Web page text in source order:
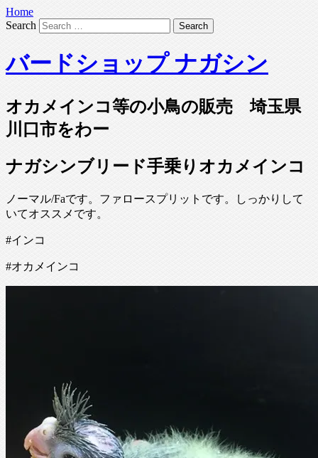
Home
Search
バードショップ ナガシン
オカメインコ等の小鳥の販売 埼玉県
川口市をわー
ナガシンブリード手乗りオカメインコ
ノーマル/Faです。ファロースプリットです。しっかりして
いてオススメです。
#インコ
#オカメインコ